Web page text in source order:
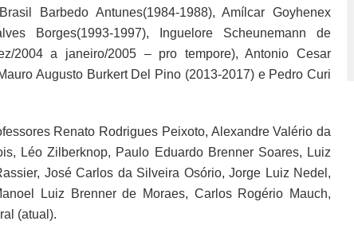
Barbedo Antunes(1984-1988), Amílcar Goyhenex
Borges(1993-1997), Inguelore Scheunemann de
2004 a janeiro/2005 – pro tempore), Antonio Cesar
Augusto Burkert Del Pino (2013-2017) e Pedro Curi
Renato Rodrigues Peixoto, Alexandre Valério da
Léo Zilberknop, Paulo Eduardo Brenner Soares, Luiz
José Carlos da Silveira Osório, Jorge Luiz Nedel,
Luiz Brenner de Moraes, Carlos Rogério Mauch,
(atual).